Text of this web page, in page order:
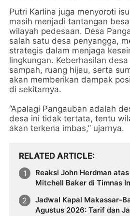
Putri Karlina juga menyoroti
masih menjadi tantangan
wilayah pedesaan. Desa
salah satu desa penyangga,
strategis dalam menjaga
lingkungan. Keberhasilan
sampah, ruang hijau, serta
akan memberikan dampak
di sekitarnya.
“Apalagi Pangauban adalah
desa ini tidak tertata, tentu
akan terkena imbas,” ujarnya.
RELATED ARTICLE
Reaksi John Herdman
Mitchell Baker di Timnas
Jadwal Kapal Makassar-
Agustus 2026: Tarif dan